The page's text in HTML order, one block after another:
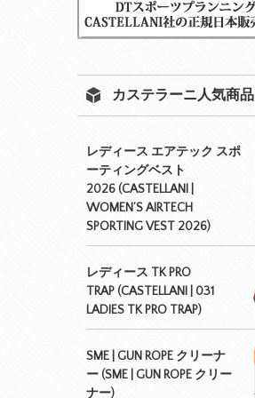
カステラーニ人気商品
レディース エアテック スポ
ーティングベスト
2026 (CASTELLANI |
WOMEN’S AIRTECH
SPORTING VEST 2026)
レディース TK PRO
TRAP (CASTELLANI | 031
LADIES TK PRO TRAP)
SME | GUN ROPE クリーナ
ー (SME | GUN ROPE クリー
ナー)